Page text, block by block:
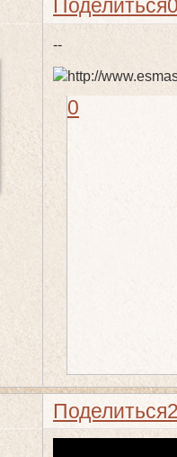
Поделиться
--
0
Поделиться